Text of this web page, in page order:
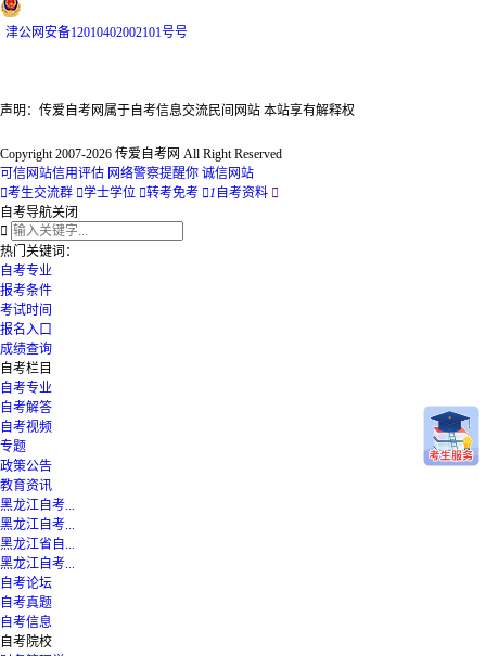
津公网安备12010402002101号号
声明：传爱自考网属于自考信息交流民间网站 本站享有解释权
Copyright 2007-2026 传爱自考网 All Right Reserved
可信网站信用评估 网络警察提醒你 诚信网站
考生交流群 学士学位 转考免考 1 自考资料 
自考导航关闭

热门关键词：
自考专业
报考条件
考试时间
报名入口
成绩查询
自考栏目
自考专业
自考解答
自考视频
专题
政策公告
教育资讯
黑龙江自考...
黑龙江自考...
黑龙江省自...
黑龙江自考...
自考论坛
自考真题
自考信息
自考院校